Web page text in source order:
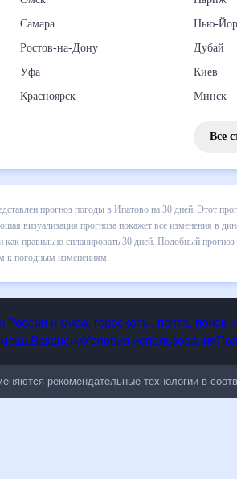
Самара
Ростов-на-Дону
Уфа
Красноярск
Нью-
Дубай
Киев
Минск
Все
представлен прогноз погоды в
температуре , выпадении осадков т.д.
погода в Ипатово в ближайший месяц,
погоды в Ипатово,
России и мира, гороскопы, почта,
рекомендательные технологии в